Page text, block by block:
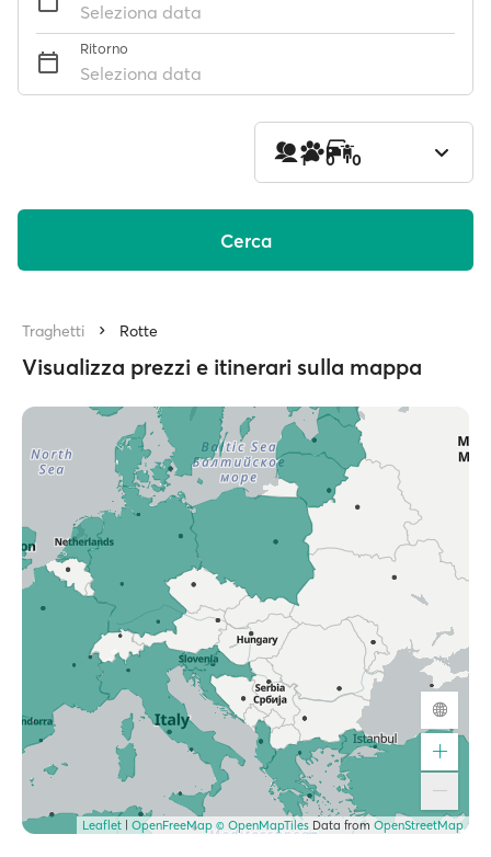
Seleziona data
Ritorno
Seleziona data
1 0 0
Cerca
Traghetti Rotte
Visualizza prezzi e itinerari sulla mappa
Leaflet OpenFreeMap © OpenMapTiles Data from OpenStreetMap